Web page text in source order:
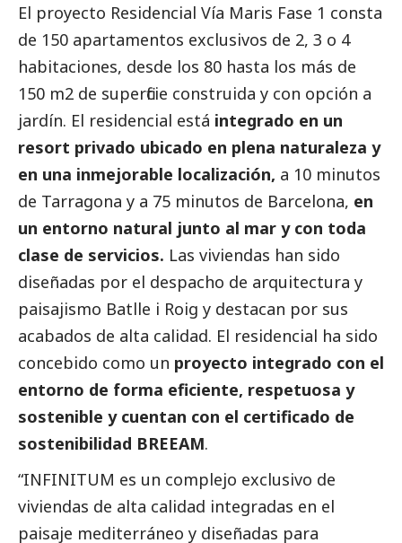
El proyecto Residencial Vía Maris Fase 1 consta
de 150 apartamentos exclusivos de 2, 3 o 4
habitaciones, desde los 80 hasta los más de
150 m2 de superficie construida y con opción a
jardín. El residencial está integrado en un
resort privado ubicado en plena naturaleza y
en una inmejorable localización, a 10 minutos
de Tarragona y a 75 minutos de Barcelona, en
un entorno natural junto al mar y con toda
clase de servicios. Las viviendas han sido
diseñadas por el despacho de arquitectura y
paisajismo Batlle i Roig y destacan por sus
acabados de alta calidad. El residencial ha sido
concebido como un proyecto integrado con el
entorno de forma eficiente, respetuosa y
sostenible y cuentan con el certificado de
sostenibilidad BREEAM.
“INFINITUM es un complejo exclusivo de
viviendas de alta calidad integradas en el
paisaje mediterráneo y diseñadas para